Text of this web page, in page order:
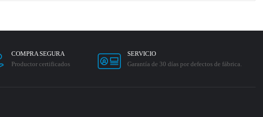
COMPRA SEGURA
Productor certificados
SERVICIO
Garantía de 30 días por defectos de fábrica.